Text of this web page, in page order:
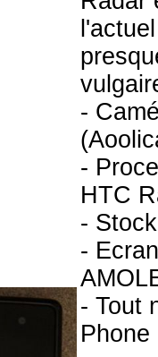
-
-
HTC
-
-
- Tout
Phone